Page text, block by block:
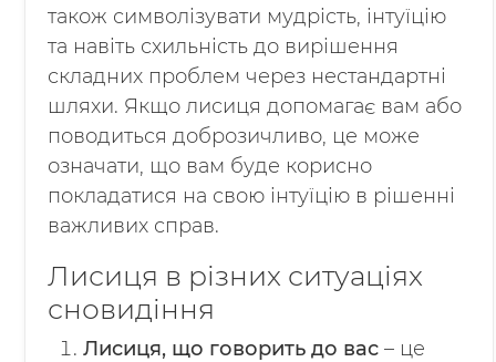
також символізувати мудрість, інтуїцію
та навіть схильність до вирішення
складних проблем через нестандартні
шляхи. Якщо лисиця допомагає вам або
поводиться доброзичливо, це може
означати, що вам буде корисно
покладатися на свою інтуїцію в рішенні
важливих справ.
Лисиця в різних ситуаціях
сновидіння
Лисиця, що говорить до вас – це